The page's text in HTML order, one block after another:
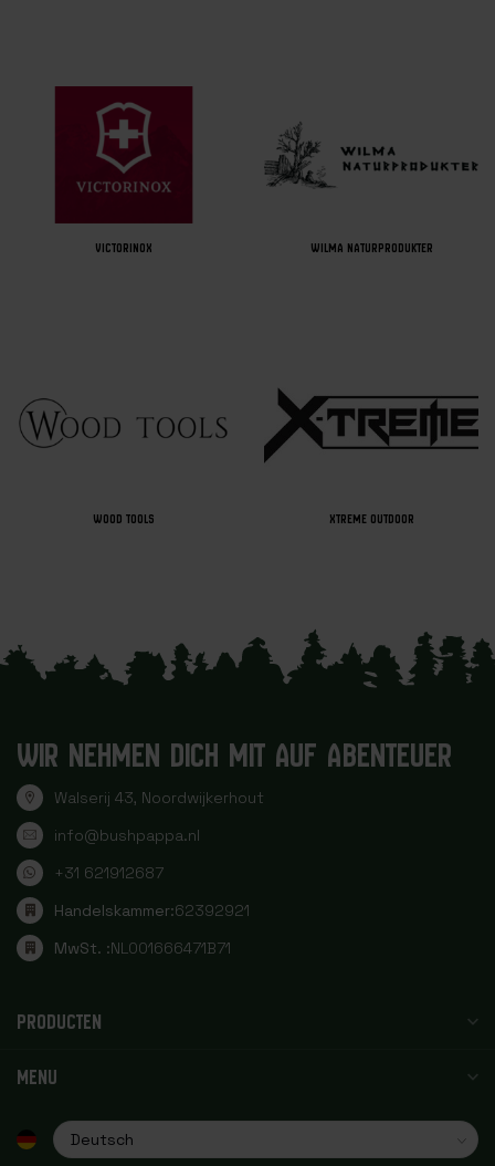
VICTORINOX WILMA NATURPRODUKTER
WOOD TOOLS XTREME OUTDOOR
WIR NEHMEN DICH MIT AUF ABENTEUER
Walserij 43, Noordwijkerhout
info@bushpappa.nl
+31 621912687
Handelskammer:62392921
MwSt. :NL001666471B71
PRODUCTEN
MENU